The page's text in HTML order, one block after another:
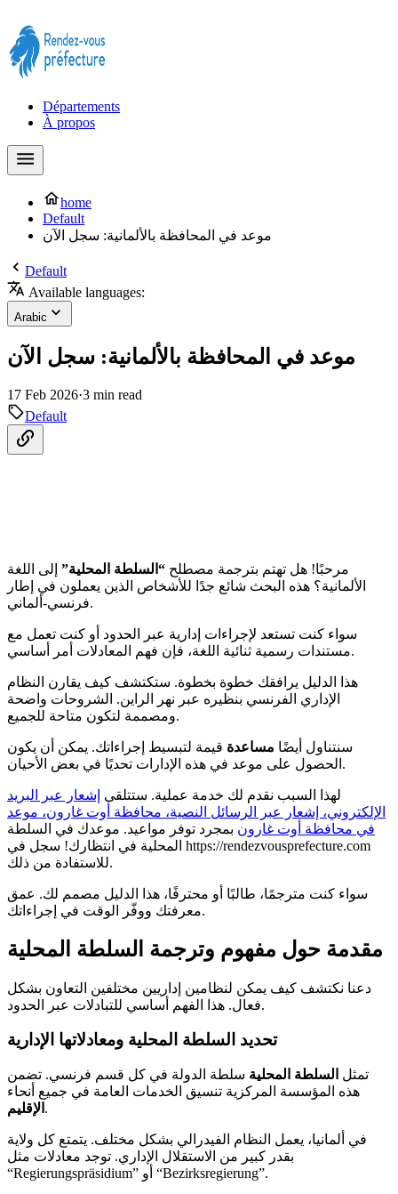
Départements
À propos
home
Default
موعد في المحافظة بالألمانية: سجل الآن
Default
Available languages:
Arabic
موعد في المحافظة بالألمانية: سجل الآن
17 Feb 2026·3 min read
Default
مرحبًا! هل تهتم بترجمة مصطلح “السلطة المحلية” إلى اللغة
الألمانية؟ هذه البحث شائع جدًا للأشخاص الذين يعملون في إطار
فرنسي-ألماني.
سواء كنت تستعد لإجراءات إدارية عبر الحدود أو كنت تعمل مع
مستندات رسمية ثنائية اللغة، فإن فهم المعادلات أمر أساسي.
هذا الدليل يرافقك خطوة بخطوة. ستكتشف كيف يقارن النظام
الإداري الفرنسي بنظيره عبر نهر الراين. الشروحات واضحة
ومصممة لتكون متاحة للجميع.
سنتناول أيضًا مساعدة قيمة لتبسيط إجراءاتك. يمكن أن يكون
الحصول على موعد في هذه الإدارات تحديًا في بعض الأحيان.
لهذا السبب نقدم لك خدمة عملية. ستتلقى إشعار عبر البريد
الإلكتروني، إشعار عبر الرسائل النصية، محافظة أوت غارون، موعد
في محافظة أوت غارون بمجرد توفر مواعيد. موعدك في السلطة
المحلية في انتظارك! سجل في https://rendezvousprefecture.com
للاستفادة من ذلك.
سواء كنت مترجمًا، طالبًا أو محترفًا، هذا الدليل مصمم لك. عمق
معرفتك ووفّر الوقت في إجراءاتك.
مقدمة حول مفهوم وترجمة السلطة المحلية
دعنا نكتشف كيف يمكن لنظامين إداريين مختلفين التعاون بشكل
فعال. هذا الفهم أساسي للتبادلات عبر الحدود.
تحديد السلطة المحلية ومعادلاتها الإدارية
تمثل السلطة المحلية سلطة الدولة في كل قسم فرنسي. تضمن
هذه المؤسسة المركزية تنسيق الخدمات العامة في جميع أنحاء
الإقليم .
في ألمانيا، يعمل النظام الفيدرالي بشكل مختلف. يتمتع كل ولاية
بقدر كبير من الاستقلال الإداري. توجد معادلات مثل
“Regierungspräsidium” أو “Bezirksregierung”.